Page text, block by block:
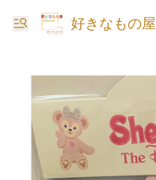
好きなもの屋